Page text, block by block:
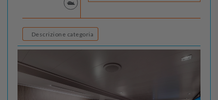
Descrizione categoria